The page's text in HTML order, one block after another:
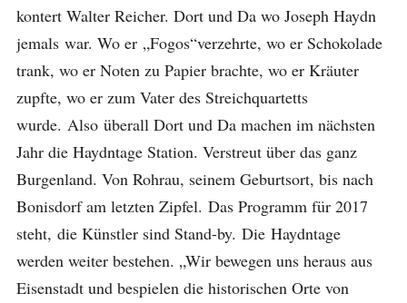
kontert Walter Reicher. Dort und Da wo Joseph Haydn
jemals war. Wo er „Fogos“verzehrte, wo er Schokolade
trank, wo er Noten zu Papier brachte, wo er Kräuter
zupfte, wo er zum Vater des Streichquartetts
wurde. Also überall Dort und Da machen im nächsten
Jahr die Haydntage Station. Verstreut über das ganz
Burgenland. Von Rohrau, seinem Geburtsort, bis nach
Bonisdorf am letzten Zipfel. Das Programm für 2017
steht, die Künstler sind Stand-by. Die Haydntage
werden weiter bestehen. „Wir bewegen uns heraus aus
Eisenstadt und bespielen die historischen Orte von